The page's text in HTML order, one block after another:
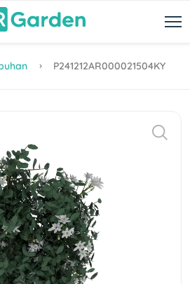
P241212AR000021504KY